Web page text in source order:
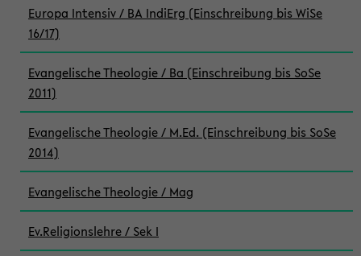
Europa Intensiv / BA IndiErg (Einschreibung bis WiSe
16/17)
Evangelische Theologie / Ba (Einschreibung bis SoSe
2011)
Evangelische Theologie / M.Ed. (Einschreibung bis SoSe
2014)
Evangelische Theologie / Mag
Ev.Religionslehre / Sek I